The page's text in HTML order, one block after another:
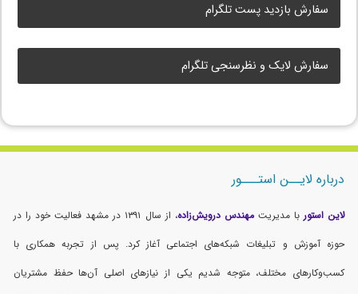
سفارش بازدید پست تلگرام
سفارش لایک و نظرسنجی تلگرام